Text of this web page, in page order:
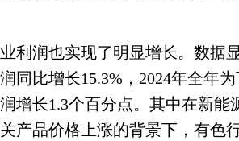
利润也实现了明显增长。数据
同比增长15.3%，2024年全年
增长1.3个百分点。其中在新能
产品价格上涨的背景下，有色